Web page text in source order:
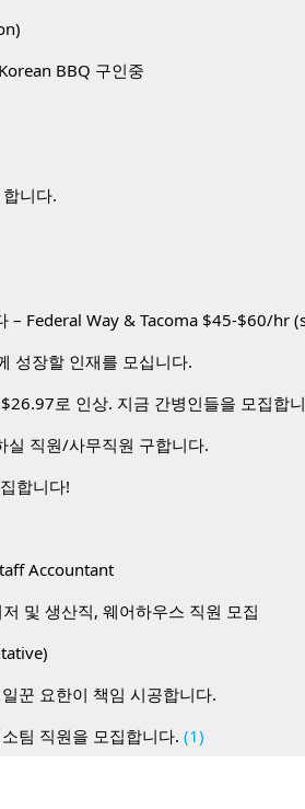
BBQ 구인중
니다.
성장할 인재를 모십니다.
로 인상. 지금 간병인들을 모집합
실 직원/사무직원 구합니다.
합니다!
Accountant
및 생산직, 웨어하우스 직원 모집
꾼 요한이 책임 시공합니다.
팀 직원을 모집합니다. (1)